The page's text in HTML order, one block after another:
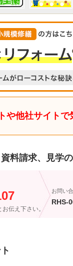
や他社サイトで
料請求、見学
お伝え下さい。
お問い
RHS-